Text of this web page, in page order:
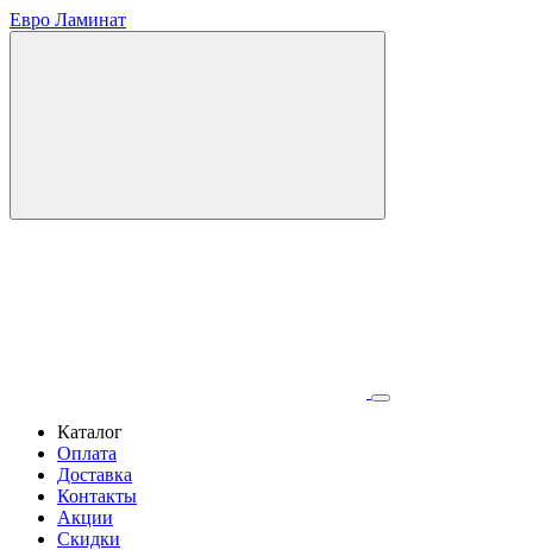
Евро Ламинат
Каталог
Оплата
Доставка
Контакты
Акции
Скидки